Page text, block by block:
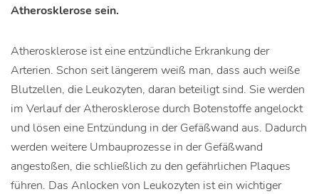
Atherosklerose sein.
Atherosklerose ist eine entzündliche Erkrankung der
Arterien. Schon seit längerem weiß man, dass auch weiße
Blutzellen, die Leukozyten, daran beteiligt sind. Sie werden
im Verlauf der Atherosklerose durch Botenstoffe angelockt
und lösen eine Entzündung in der Gefäßwand aus. Dadurch
werden weitere Umbauprozesse in der Gefäßwand
angestoßen, die schließlich zu den gefährlichen Plaques
führen. Das Anlocken von Leukozyten ist ein wichtiger